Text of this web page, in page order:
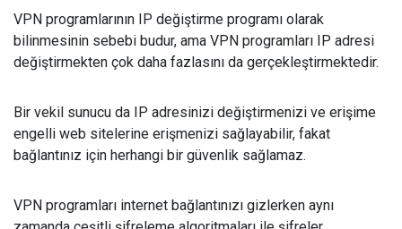
VPN programlarının IP değiştirme programı olarak
bilinmesinin sebebi budur, ama VPN programları IP adresi
değiştirmekten çok daha fazlasını da gerçekleştirmektedir.
Bir vekil sunucu da IP adresinizi değiştirmenizi ve erişime
engelli web sitelerine erişmenizi sağlayabilir, fakat
bağlantınız için herhangi bir güvenlik sağlamaz.
VPN programları internet bağlantınızı gizlerken aynı